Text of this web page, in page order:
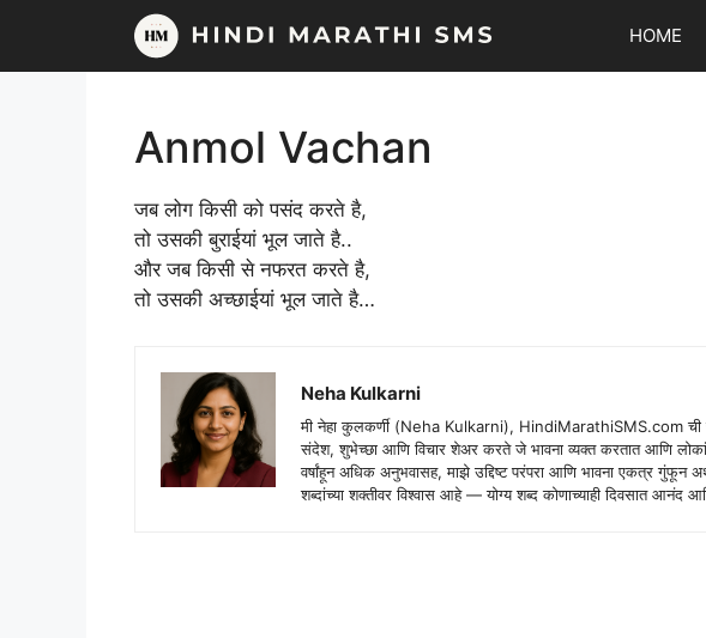
content
HOME
Anmol Vachan
जब लोग किसी को पसंद करते है,
तो उसकी बुराईयां भूल जाते है..
और जब किसी से नफरत करते है,
तो उसकी अच्छाईयां भूल जाते है…
Neha Kulkarni
मी नेहा कुलकर्णी (Neha Kulkarni), HindiMarathiSMS.com ची
संदेश, शुभेच्छा आणि विचार शेअर करते जे भावना व्यक्त करतात आणि
वर्षांहून अधिक अनुभवासह, माझे उद्दिष्ट परंपरा आणि भावना एकत्र गुंफून
शब्दांच्या शक्तीवर विश्वास आहे — योग्य शब्द कोणाच्याही दिवसात आनंद